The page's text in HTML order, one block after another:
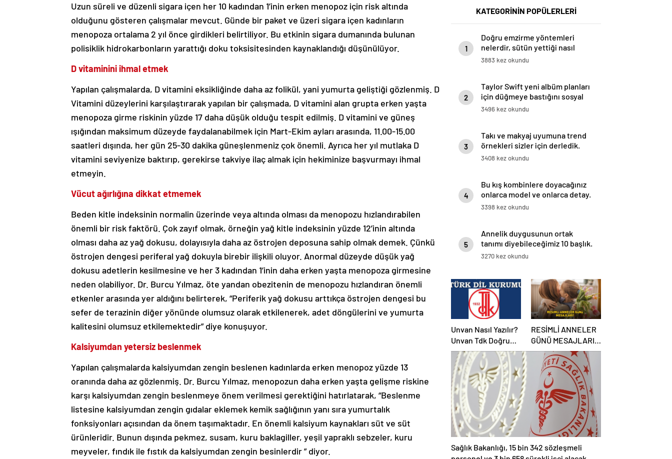
Uzun süreli ve düzenli sigara içen her 10 kadından 1’inin erken menopoz için risk altında
olduğunu gösteren çalışmalar mevcut. Günde bir paket ve üzeri sigara içen kadınların
menopoza ortalama 2 yıl önce girdikleri belirtiliyor. Bu etkinin sigara dumanında bulunan
polisiklik hidrokarbonların yarattığı doku toksisitesinden kaynaklandığı düşünülüyor.
D vitaminini ihmal etmek
Yapılan çalışmalarda, D vitamini eksikliğinde daha az folikül, yani yumurta geliştiği gözlenmiş. D
Vitamini düzeylerini karşılaştırarak yapılan bir çalışmada, D vitamini alan grupta erken yaşta
menopoza girme riskinin yüzde 17 daha düşük olduğu tespit edilmiş. D vitamini ve güneş
ışığından maksimum düzeyde faydalanabilmek için Mart-Ekim ayları arasında, 11.00-15.00
saatleri dışında, her gün 25-30 dakika güneşlenmeniz çok önemli. Ayrıca her yıl mutlaka D
vitamini seviyenize baktırıp, gerekirse takviye ilaç almak için hekiminize başvurmayı ihmal
etmeyin.
Vücut ağırlığına dikkat etmemek
Beden kitle indeksinin normalin üzerinde veya altında olması da menopozu hızlandırabilen
önemli bir risk faktörü. Çok zayıf olmak, örneğin yağ kitle indeksinin yüzde 12’inin altında
olması daha az yağ dokusu, dolayısıyla daha az östrojen deposuna sahip olmak demek. Çünkü
östrojen dengesi periferal yağ dokuyla birebir ilişkili oluyor. Anormal düzeyde düşük yağ
dokusu adetlerin kesilmesine ve her 3 kadından 1’inin daha erken yaşta menopoza girmesine
neden olabiliyor. Dr. Burcu Yılmaz, öte yandan obezitenin de menopozu hızlandıran önemli
etkenler arasında yer aldığını belirterek, “Periferik yağ dokusu arttıkça östrojen dengesi bu
sefer de terazinin diğer yönünde olumsuz olarak etkilenerek, adet döngülerini ve yumurta
kalitesini olumsuz etkilemektedir” diye konuşuyor.
Kalsiyumdan yetersiz beslenmek
Yapılan çalışmalarda kalsiyumdan zengin beslenen kadınlarda erken menopoz yüzde 13
oranında daha az gözlenmiş. Dr. Burcu Yılmaz, menopozun daha erken yaşta gelişme riskine
karşı kalsiyumdan zengin beslenmeye önem verilmesi gerektiğini hatırlatarak, “Beslenme
listesine kalsiyumdan zengin gıdalar eklemek kemik sağlığının yanı sıra yumurtalık
fonksiyonları açısından da önem taşımaktadır. En önemli kalsiyum kaynakları süt ve süt
ürünleridir. Bunun dışında pekmez, susam, kuru baklagiller, yeşil yapraklı sebzeler, kuru
meyveler, fındık ile fıstık da kalsiyumdan zengin besinlerdir ” diyor.
KATEGORİNİN POPÜLERLERİ
1
Doğru emzirme yöntemleri
nelerdir, sütün yettiği nasıl
anlaşılır?
3883 kez okundu
2
Taylor Swift yeni albüm planları
için düğmeye bastığını sosyal
medyadan duyurdu!
3496 kez okundu
3
Takı ve makyaj uyumuna trend
örnekleri sizler için derledik.
3408 kez okundu
4
Bu kış kombinlere doyacağınız
onlarca model ve onlarca detay.
3398 kez okundu
5
Annelik duygusunun ortak
tanımı diyebileceğimiz 10 başlık.
3270 kez okundu
Unvan Nasıl Yazılır?
Unvan Tdk Doğru
Yazılışı… Ünvan Mi
Unvan Mı?
RESİMLİ ANNELER
GÜNÜ MESAJLARI
2025 | Anne, eş ve
kayınvalideye özel
WhatsApp ve
Instagram’da
paylaşabileceğiniz
en güzel Anneler
Günü mesajları
Sağlık Bakanlığı, 15 bin 342 sözleşmeli